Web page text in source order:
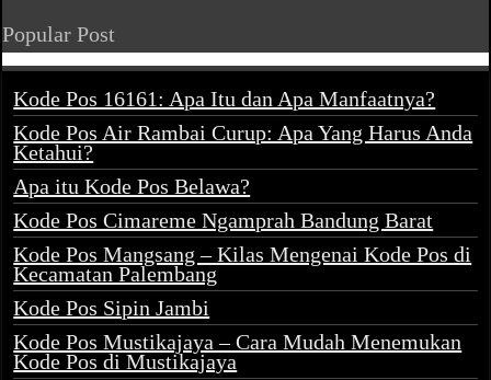
Popular Post
Kode Pos 16161: Apa Itu dan Apa Manfaatnya?
Kode Pos Air Rambai Curup: Apa Yang Harus Anda
Ketahui?
Apa itu Kode Pos Belawa?
Kode Pos Cimareme Ngamprah Bandung Barat
Kode Pos Mangsang – Kilas Mengenai Kode Pos di
Kecamatan Palembang
Kode Pos Sipin Jambi
Kode Pos Mustikajaya – Cara Mudah Menemukan
Kode Pos di Mustikajaya